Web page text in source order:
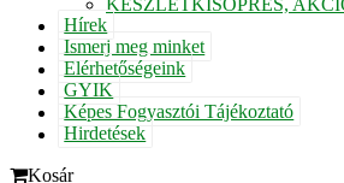
Hírek
Ismerj meg minket
Elérhetőségeink
GYIK
Képes Fogyasztói Tájékoztató
Hirdetések
Kosár